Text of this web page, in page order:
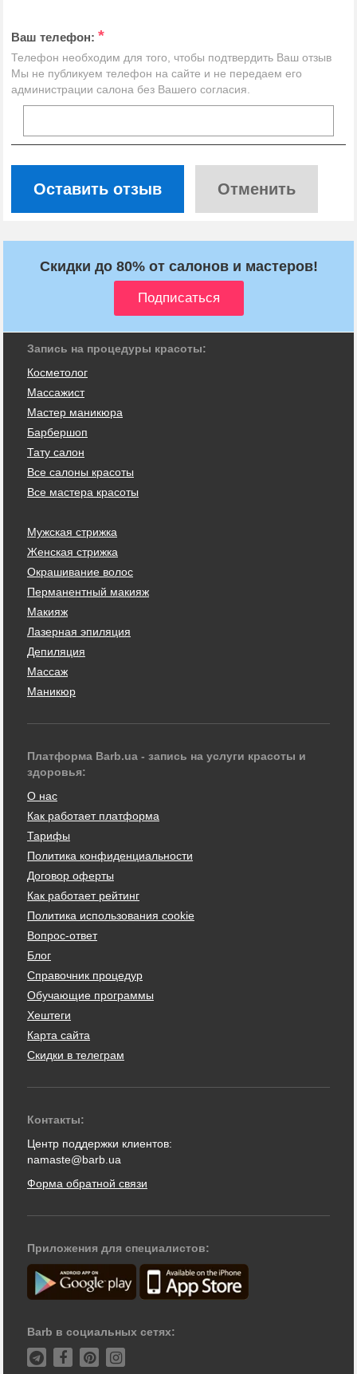
Ваш телефон: *
Телефон необходим для того, чтобы подтвердить Ваш отзыв
Мы не публикуем телефон на сайте и не передаем его
администрации салона без Вашего согласия.
Оставить отзыв Отменить
Скидки до 80% от салонов и мастеров!
Запись на процедуры красоты:
Косметолог
Массажист
Мастер маникюра
Барбершоп
Тату салон
Все салоны красоты
Все мастера красоты
Мужская стрижка
Женская стрижка
Окрашивание волос
Перманентный макияж
Макияж
Лазерная эпиляция
Депиляция
Массаж
Маникюр
Платформа Barb.ua - запись на услуги красоты и
здоровья:
О нас
Как работает платформа
Тарифы
Политика конфиденциальности
Договор оферты
Как работает рейтинг
Политика использования cookie
Вопрос-ответ
Блог
Справочник процедур
Обучающие программы
Хештеги
Карта сайта
Скидки в телеграм
Контакты:
Центр поддержки клиентов:
namaste@barb.ua
Форма обратной связи
Приложения для специалистов:
Barb в социальных сетях: